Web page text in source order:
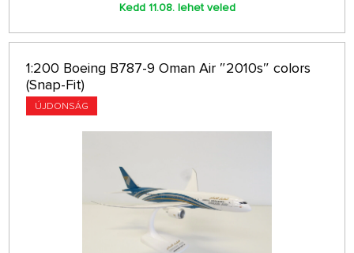
Kedd 11.08. lehet veled
1:200 Boeing B787-9 Oman Air ″2010s″ colors
(Snap-Fit)
ÚJDONSÁG